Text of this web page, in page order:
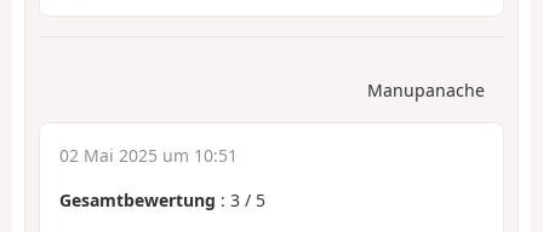
Manupanache
02 Mai 2025 um 10:51
Gesamtbewertung : 3 / 5